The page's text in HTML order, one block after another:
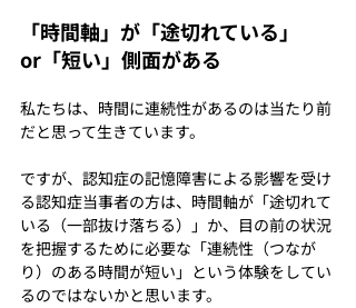
「時間軸」が「途切れている」
or「短い」側面がある
私たちは、時間に連続性があるのは当たり前
だと思って生きています。
ですが、認知症の記憶障害による影響を受け
る認知症当事者の方は、時間軸が「途切れて
いる（一部抜け落ちる）」か、目の前の状況
を把握するために必要な「連続性（つなが
り）のある時間が短い」という体験をしてい
るのではないかと思います。